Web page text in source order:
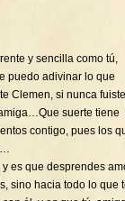
y sencilla como tú,
puedo adivinar lo que
Clemen, si nunca fuiste
suerte tiene
contigo, pues los
es que desprendes
sino hacia todo lo que